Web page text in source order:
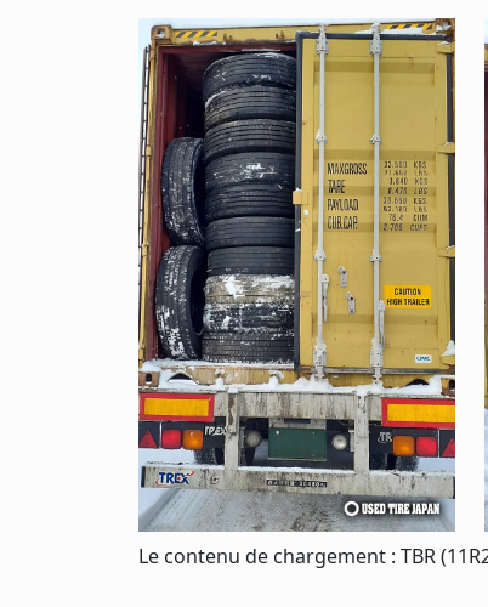
Le contenu de chargement : TBR